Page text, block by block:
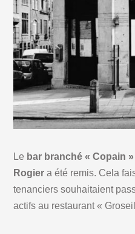
Le bar branché « Copain »
Rogier a été remis. Cela
tenanciers souhaitaient
actifs au restaurant «